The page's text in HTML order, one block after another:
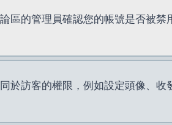
區的管理員確認您的帳號是否被禁
於訪客的權限，例如設定頭像、收